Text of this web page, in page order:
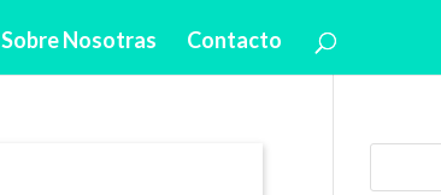
Sobre Nosotras Contacto